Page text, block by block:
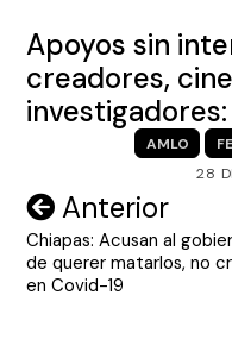
Apoyos sin
creadores,
investigadores:
AMLO
28
Navegación
de
entradas
Anterior
Chiapas: Acusan al
de querer matarlos, no
en Covid-19